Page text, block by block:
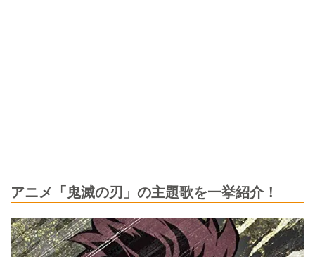
アニメ「鬼滅の刃」の主題歌を一挙紹介！